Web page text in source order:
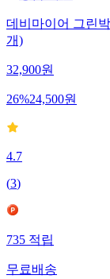
데비마이어 그린
개)
32,900원
26%24,500원
4.7
(3)
735 적립
무료배송